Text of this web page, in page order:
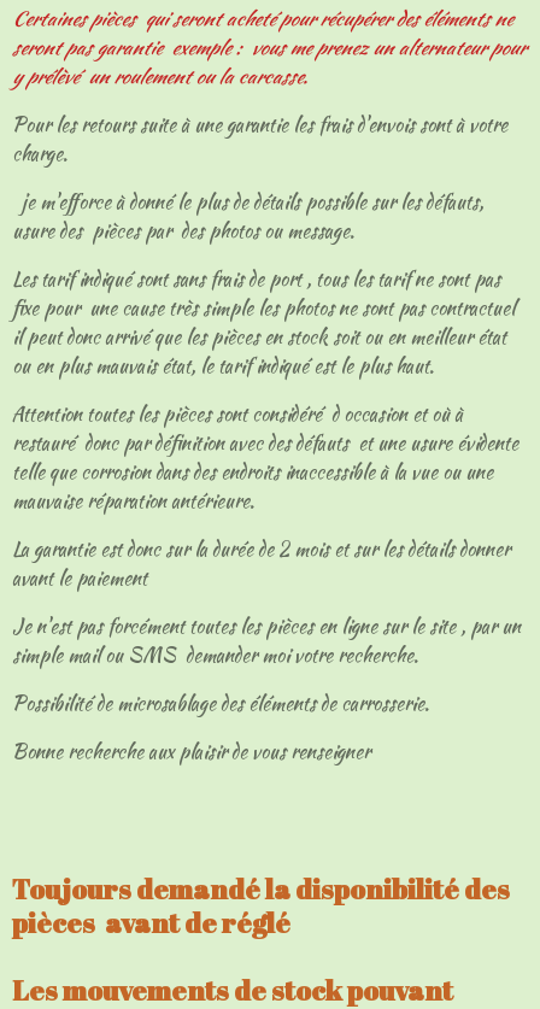
Certaines pièces qui seront acheté pour récupérer des éléments ne
seront pas garantie exemple : vous me prenez un alternateur pour
y prélèvé un roulement ou la carcasse.
Pour les retours suite à une garantie les frais d'envois sont à votre
charge.
je m'efforce à donné le plus de détails possible sur les défauts,
usure des pièces par des photos ou message.
Les tarif indiqué sont sans frais de port , tous les tarif ne sont pas
fixe pour une cause très simple les photos ne sont pas contractuel
il peut donc arrivé que les pièces en stock soit ou en meilleur état
ou en plus mauvais état, le tarif indiqué est le plus haut.
Attention toutes les pièces sont considéré d occasion et où à
restauré donc par définition avec des défauts et une usure évidente
telle que corrosion dans des endroits inaccessible à la vue ou une
mauvaise réparation antérieure.
La garantie est donc sur la durée de 2 mois et sur les détails donner
avant le paiement
Je n'est pas forcément toutes les pièces en ligne sur le site , par un
simple mail ou SMS demander moi votre recherche.
Possibilité de microsablage des éléments de carrosserie.
Bonne recherche aux plaisir de vous renseigner
Toujours demandé la disponibilité des
pièces avant de réglé
Les mouvements de stock pouvant